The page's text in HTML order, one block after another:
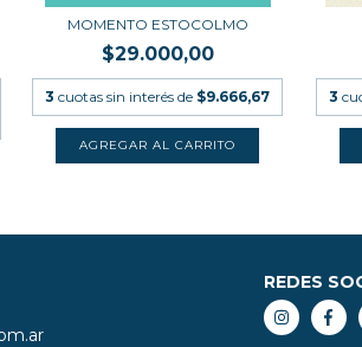
MOMENTO ESTOCOLMO
$29.000,00
3 cuotas sin interés de $9.666,67 3
REDES